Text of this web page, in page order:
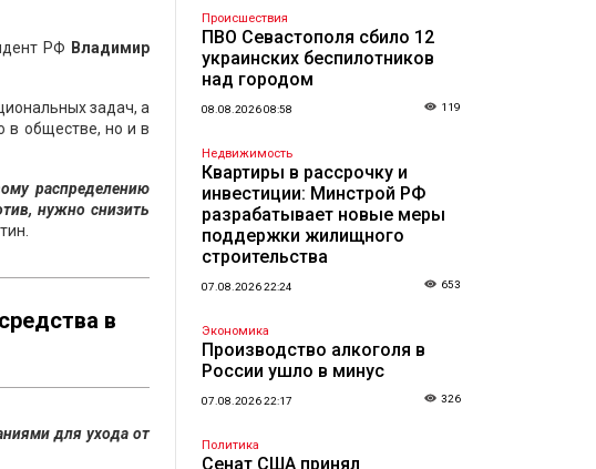
РФ Владимир
задач, а
в обществе, но и в
распределению
нужно снизить
в
для ухода от
Происшествия
ПВО Севастополя сбило 12
украинских беспилотников
над городом
08.08.2026 08:58 119
Недвижимость
Квартиры в рассрочку и
инвестиции: Минстрой РФ
разрабатывает новые меры
поддержки жилищного
строительства
07.08.2026 22:24 653
Экономика
Производство алкоголя в
России ушло в минус
07.08.2026 22:17 326
Политика
Сенат США принял